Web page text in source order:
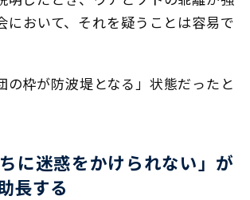
において、それを疑うことは容易で
の枠が防波堤となる」状態だったと
ちに迷惑をかけられない」が
長する